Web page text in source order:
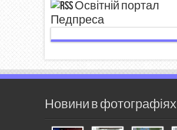
Освітній портал
Педпреса
Новини в фотографіях